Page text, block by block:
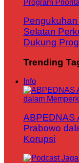
Selatan
Dukung
Trending
Info
ABPEDNAS
Prabowo
Korupsi